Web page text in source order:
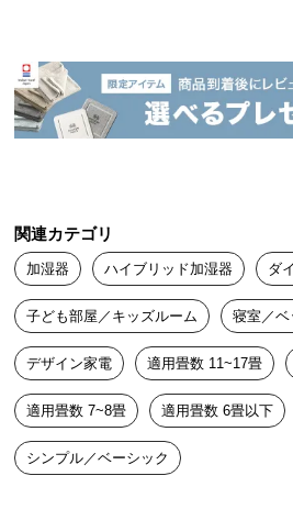
商
品
の
配
い
て
小
型
商
の
配
送
関連カテゴリ
加湿器 ハイブリッド加湿器 ダ
子ども部屋／キッズルーム 寝室／ベ
デザイン家電 適用畳数 11~17畳
適用畳数 7~8畳 適用畳数 6畳以下
シンプル／ベーシック